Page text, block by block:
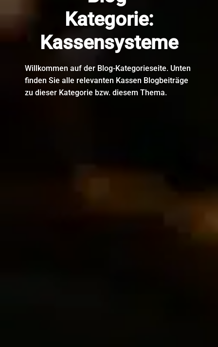
Kategorie:
Kassensysteme
Willkommen auf der Blog-Kategorieseite. Unten
finden Sie alle relevanten Kassen Blogbeiträge
zu dieser Kategorie bzw. diesem Thema.